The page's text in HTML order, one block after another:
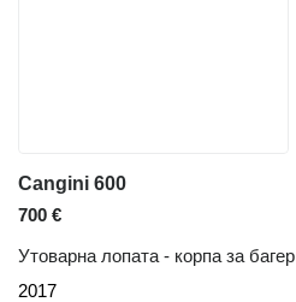
Cangini 600
700 €
Утоварна лопата - корпа за багер
2017